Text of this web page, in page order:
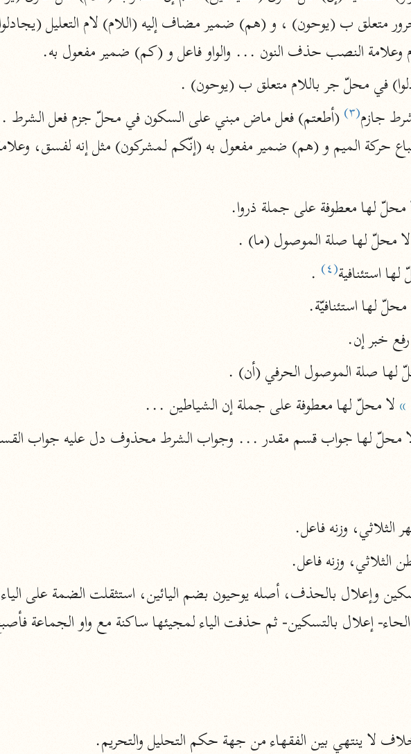
أخرى
أضواء البيان
محمد الأمين الشنقيطي (١٣٩٤ هـ)
نظم الدرر
البقاعي (٨٨٥ هـ)
لغة وبلاغة
نحو ٨ مجلدات
البحر المحيط
نحو ١٦ مجلدًا
إرشاد العقل السليم
أبو السعود (٩٨٢ هـ)
نحو ٩ مجلدات
الكشاف
الزمخشري (٥٣٨ هـ)
مركَّزة العبارة
نحو مجلد
جامع البيان
تفسير القرآن العزيز
ابن أبي زمنين (٣٩٩ هـ)
٢٣ مجلدًا
الدر المنثور
وعلامة النصب حذف النون ... والواو فاعل و (كم) ضمير مفعول به.
في محلّ جر باللام متعلق ب (يوحون) .
جازم(٣)
محلّ لها معطوفة على جملة ذروا.
لا محلّ لها صلة الموصول (ما) .
استئنافية(٤)
.
محلّ لها استئنافيّة.
خبر إن.
لها صلة الموصول الحرفي (أن) .
لا محلّ لها معطوفة على جملة إن الشياطين ...
وزنه فاعل.
وزنه فاعل.